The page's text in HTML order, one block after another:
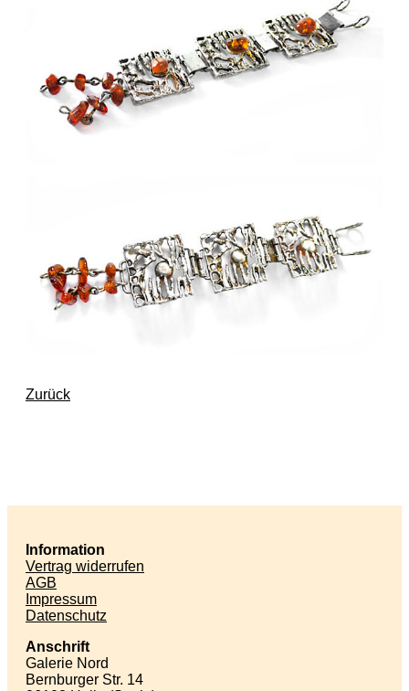
Zurück
Information
Vertrag widerrufen
AGB
Impressum
Datenschutz
Anschrift
Galerie Nord
Bernburger Str. 14